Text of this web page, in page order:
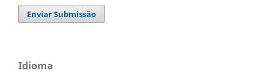
Enviar Submissão
Idioma